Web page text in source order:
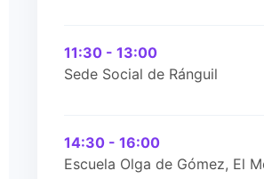
11:30 - 13:00
Sede Social de Ránguil
14:30 - 16:00
Escuela Olga de Gómez, El